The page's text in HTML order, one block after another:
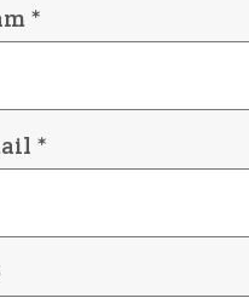
*
*